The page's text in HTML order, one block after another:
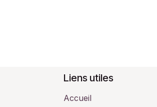
Liens utiles
Accueil